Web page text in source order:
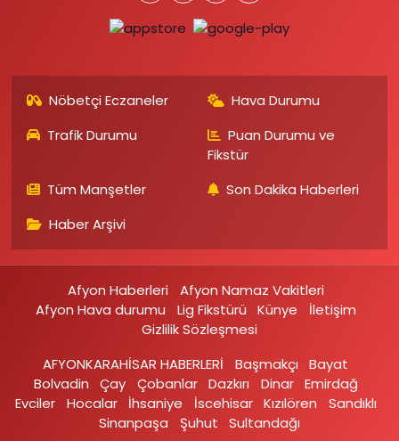
Nöbetçi Eczaneler
Hava Durumu
Trafik Durumu
Puan Durumu ve
Fikstür
Tüm Manşetler
Son Dakika Haberleri
Haber Arşivi
Afyon Haberleri
Afyon Namaz Vakitleri
Afyon Hava durumu
Lig Fikstürü Künye
İletişim
Gizlilik Sözleşmesi
AFYONKARAHİSAR HABERLERİ
Başmakçı
Bayat
Bolvadin
Çay Çobanlar Dazkırı Dinar Emirdağ‎
Evciler‎
Hocalar İhsaniye‎ İscehisar Kızılören‎
Sandıklı‎
Sinanpaşa
Şuhut Sultandağı